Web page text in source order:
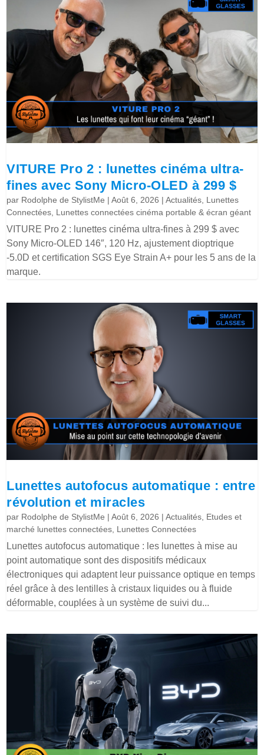
VITURE Pro 2 : lunettes cinéma ultra-
fines avec Sony Micro-OLED à 299 $
par Rodolphe de StylistMe |Août 6, 2026 |Actualités, Lunettes
Connectées, Lunettes connectées cinéma portable & écran géant
VITURE Pro 2 : lunettes cinéma ultra-fines à 299 $ avec
Sony Micro-OLED 146″, 120 Hz, ajustement dioptrique
-5.0D et certification SGS Eye Strain A+ pour les 5 ans de la
marque.
Lunettes autofocus automatique : entre
révolution et miracles
par Rodolphe de StylistMe |Août 6, 2026 |Actualités, Etudes et
marché lunettes connectées, Lunettes Connectées
Lunettes autofocus automatique : les lunettes à mise au
point automatique sont des dispositifs médicaux
électroniques qui adaptent leur puissance optique en temps
réel grâce à des lentilles à cristaux liquides ou à fluide
déformable, couplées à un système de suivi du...